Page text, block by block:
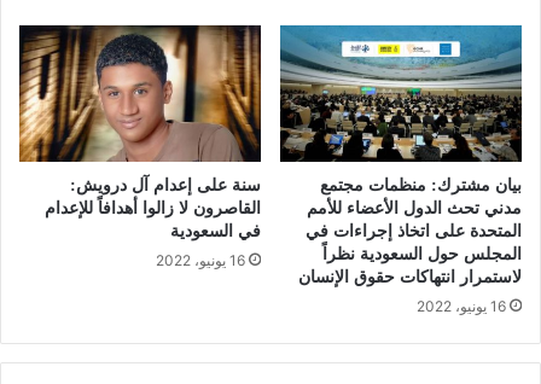
بيان مشترك: منظمات مجتمع
مدني تحث الدول الأعضاء للأمم
المتحدة على اتخاذ إجراءات في
المجلس حول السعودية نظراً
لاستمرار انتهاكات حقوق الإنسان
16 يونيو، 2022
سنة على إعدام آل درويش:
القاصرون لا زالوا أهدافاً للإعدام
في السعودية
16 يونيو، 2022